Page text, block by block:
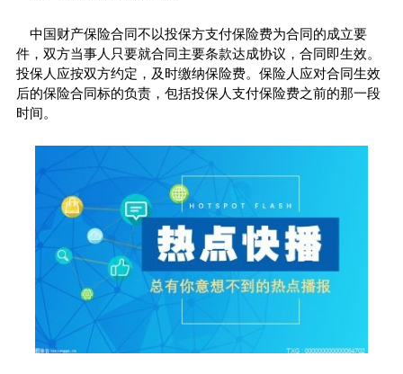
中国财产保险合同不以投保方支付保险费为合同的成立要
件，双方当事人只要就合同主要条款达成协议，合同即生效。
投保人应按双方约定，及时缴纳保险费。保险人应对合同生效
后的保险合同标的负责，包括投保人支付保险费之前的那一段
时间。